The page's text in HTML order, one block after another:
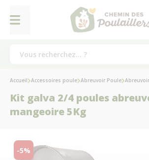
Accueil Accessoires poule Abreuvoir Poule
Kit galva 2/4 poules
mangeoire 5Kg
-5%